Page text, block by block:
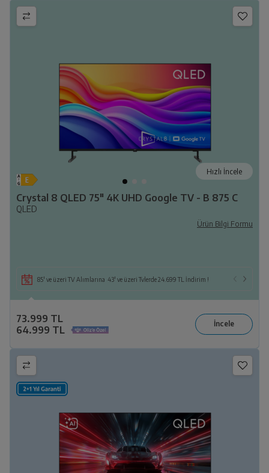
Hızlı İncele
Crystal 8 QLED 75" 4K UHD Google TV - B 875 C
QLED
Ürün Bilgi Formu
85' ve üzeri TV Alımlarına 43' ve üzeri Tvlerde 24.699 TL İndirim !
73.999 TL
64.999 TL